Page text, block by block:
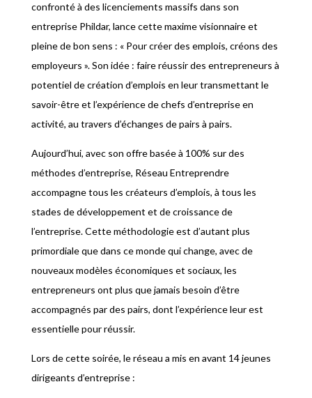
confronté à des licenciements massifs dans son
entreprise Phildar, lance cette maxime visionnaire et
pleine de bon sens : « Pour créer des emplois, créons des
employeurs ». Son idée : faire réussir des entrepreneurs à
potentiel de création d’emplois en leur transmettant le
savoir-être et l’expérience de chefs d’entreprise en
activité, au travers d’échanges de pairs à pairs.
Aujourd’hui, avec son offre basée à 100% sur des
méthodes d’entreprise, Réseau Entreprendre
accompagne tous les créateurs d’emplois, à tous les
stades de développement et de croissance de
l’entreprise. Cette méthodologie est d’autant plus
primordiale que dans ce monde qui change, avec de
nouveaux modèles économiques et sociaux, les
entrepreneurs ont plus que jamais besoin d’être
accompagnés par des pairs, dont l’expérience leur est
essentielle pour réussir.
Lors de cette soirée, le réseau a mis en avant 14 jeunes
dirigeants d’entreprise :